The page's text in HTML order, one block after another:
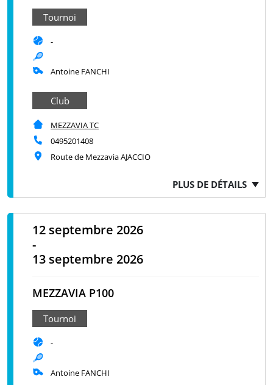
Tournoi
-
Antoine FANCHI
Club
MEZZAVIA TC
0495201408
Route de Mezzavia AJACCIO
PLUS DE DÉTAILS
12 septembre 2026
-
13 septembre 2026
MEZZAVIA P100
Tournoi
-
Antoine FANCHI